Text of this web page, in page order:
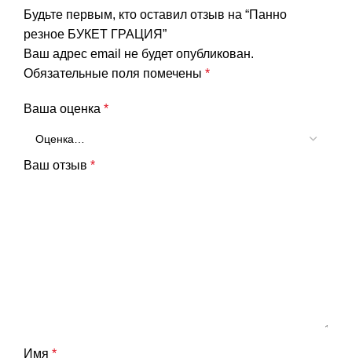
Будьте первым, кто оставил отзыв на “Панно
резное БУКЕТ ГРАЦИЯ”
Ваш адрес email не будет опубликован.
Обязательные поля помечены *
Ваша оценка *
Ваш отзыв *
Имя *